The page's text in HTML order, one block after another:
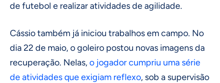
de futebol e realizar atividades de agilidade.
Cássio também já iniciou trabalhos em campo. No
dia 22 de maio, o goleiro postou novas imagens da
recuperação. Nelas,o jogador cumpriu uma série
de atividades que exigiam reflexo, sob a supervisão